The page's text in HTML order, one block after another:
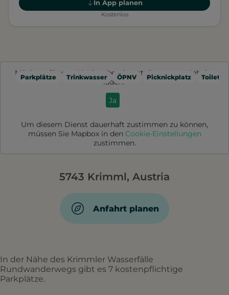
In App planen
Kostenlos
Parkplätze Trinkwasser ÖPNV Picknickplatz
Möchten Sie von Mapbox
bereitgestellte externe Inhalte
laden?
Ja
Um diesem Dienst dauerhaft zustimmen zu können,
müssen Sie Mapboxin den Cookie-Einstellungen
zustimmen.
5743 Krimml, Austria
Anfahrt planen
In der Nähe des Krimmler Wasserfälle
Rundwanderwegs gibt es 7 kostenpflichtige
Parkplätze.